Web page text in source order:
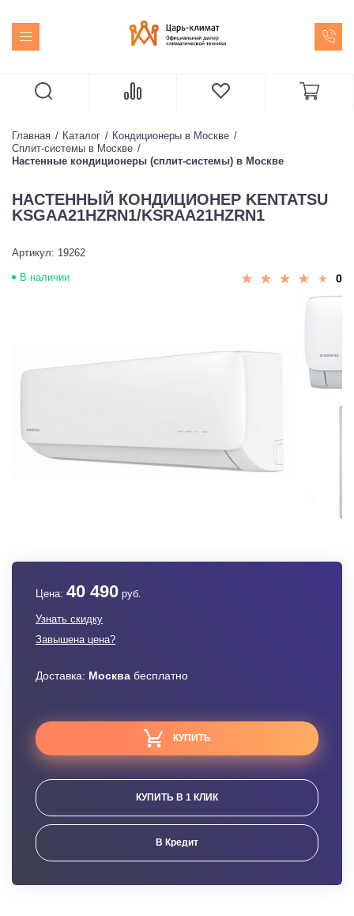
Главная Каталог
Кондиционеры в Москве
Сплит-системы в Москве
Настенные кондиционеры (сплит-системы) в Москве
НАСТЕННЫЙ КОНДИЦИОНЕР KENTATSU
KSGAA21HZRN1/KSRAA21HZRN1
Артикул: 19262
В наличии 0
Цена: 40 490 руб.
Узнать скидку
Завышена цена?
Доставка: Москва бесплатно
КУПИТЬ
КУПИТЬ В 1 КЛИК
В Кредит